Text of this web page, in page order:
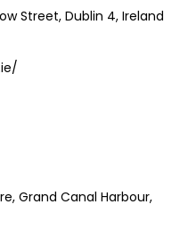
Street, Dublin 4, Ireland
Grand Canal Harbour,